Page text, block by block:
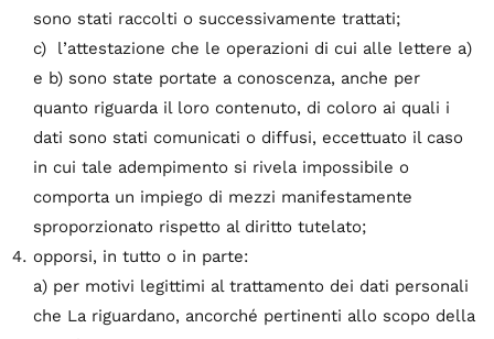
sono stati raccolti o successivamente trattati;
c) l’attestazione che le operazioni di cui alle lettere a)
e b) sono state portate a conoscenza, anche per
quanto riguarda il loro contenuto, di coloro ai quali i
dati sono stati comunicati o diffusi, eccettuato il caso
in cui tale adempimento si rivela impossibile o
comporta un impiego di mezzi manifestamente
sproporzionato rispetto al diritto tutelato;
opporsi, in tutto o in parte:
a) per motivi legittimi al trattamento dei dati personali
che La riguardano, ancorché pertinenti allo scopo della